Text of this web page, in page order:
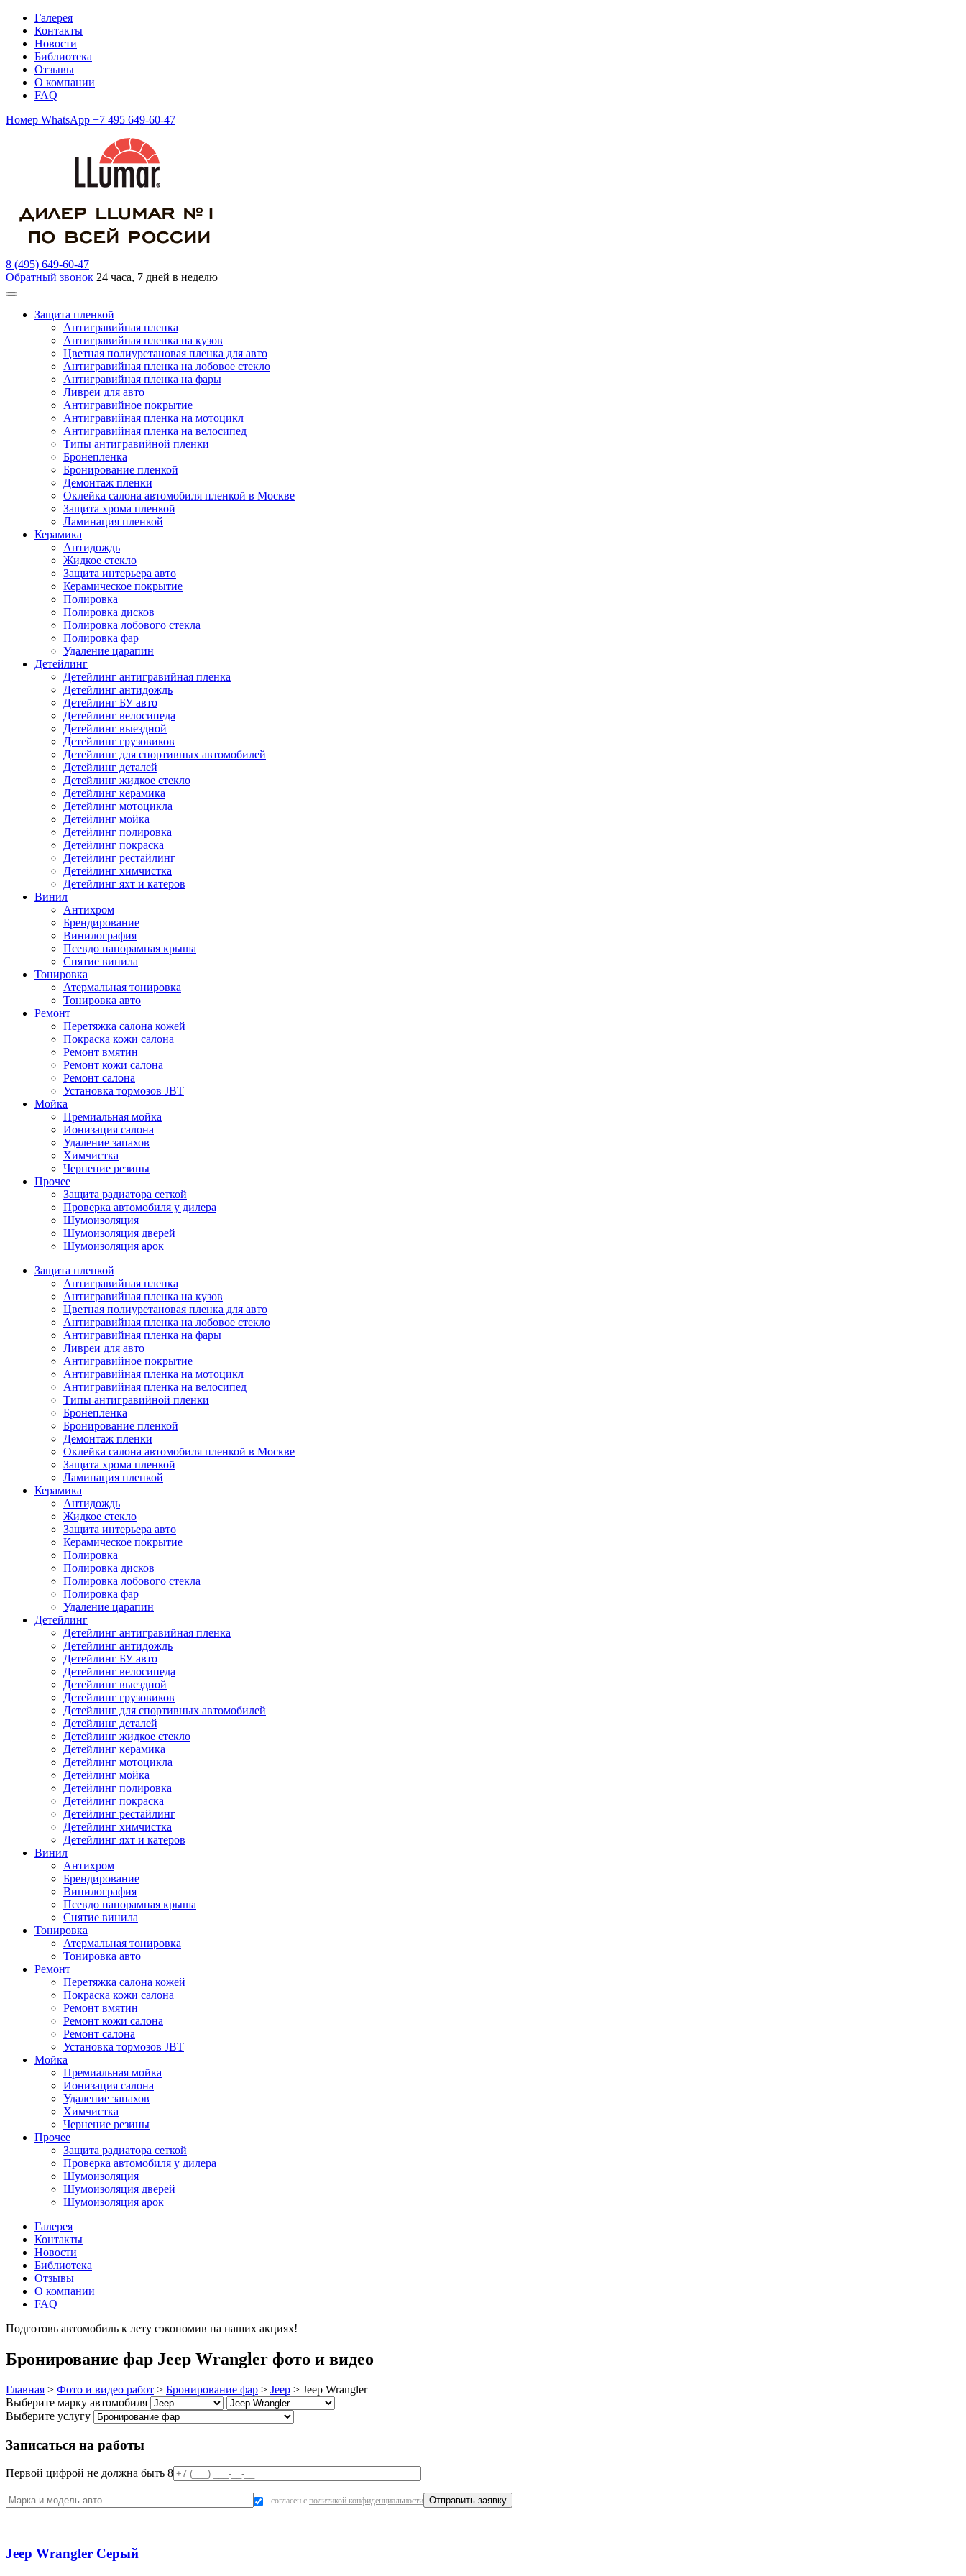
Галерея
Контакты
Новости
Библиотека
Отзывы
О компании
FAQ
Номер WhatsApp +7 495 649-60-47
8 (495) 649-60-47
Обратный звонок 24 часа, 7 дней в неделю
Защита пленкой
Антигравийная пленка
Антигравийная пленка на кузов
Цветная полиуретановая пленка для авто
Антигравийная пленка на лобовое стекло
Антигравийная пленка на фары
Ливреи для авто
Антигравийное покрытие
Антигравийная пленка на мотоцикл
Антигравийная пленка на велосипед
Типы антигравийной пленки
Бронепленка
Бронирование пленкой
Демонтаж пленки
Оклейка салона автомобиля пленкой в Москве
Защита хрома пленкой
Ламинация пленкой
Керамика
Антидождь
Жидкое стекло
Защита интерьера авто
Керамическое покрытие
Полировка
Полировка дисков
Полировка лобового стекла
Полировка фар
Удаление царапин
Детейлинг
Детейлинг антигравийная пленка
Детейлинг антидождь
Детейлинг БУ авто
Детейлинг велосипеда
Детейлинг выездной
Детейлинг грузовиков
Детейлинг для спортивных автомобилей
Детейлинг деталей
Детейлинг жидкое стекло
Детейлинг керамика
Детейлинг мотоцикла
Детейлинг мойка
Детейлинг полировка
Детейлинг покраска
Детейлинг рестайлинг
Детейлинг химчистка
Детейлинг яхт и катеров
Винил
Антихром
Брендирование
Винилография
Псевдо панорамная крыша
Снятие винила
Тонировка
Атермальная тонировка
Тонировка авто
Ремонт
Перетяжка салона кожей
Покраска кожи салона
Ремонт вмятин
Ремонт кожи салона
Ремонт салона
Установка тормозов JBT
Мойка
Премиальная мойка
Ионизация салона
Удаление запахов
Химчистка
Чернение резины
Прочее
Защита радиатора сеткой
Проверка автомобиля у дилера
Шумоизоляция
Шумоизоляция дверей
Шумоизоляция арок
Защита пленкой
Антигравийная пленка
Антигравийная пленка на кузов
Цветная полиуретановая пленка для авто
Антигравийная пленка на лобовое стекло
Антигравийная пленка на фары
Ливреи для авто
Антигравийное покрытие
Антигравийная пленка на мотоцикл
Антигравийная пленка на велосипед
Типы антигравийной пленки
Бронепленка
Бронирование пленкой
Демонтаж пленки
Оклейка салона автомобиля пленкой в Москве
Защита хрома пленкой
Ламинация пленкой
Керамика
Антидождь
Жидкое стекло
Защита интерьера авто
Керамическое покрытие
Полировка
Полировка дисков
Полировка лобового стекла
Полировка фар
Удаление царапин
Детейлинг
Детейлинг антигравийная пленка
Детейлинг антидождь
Детейлинг БУ авто
Детейлинг велосипеда
Детейлинг выездной
Детейлинг грузовиков
Детейлинг для спортивных автомобилей
Детейлинг деталей
Детейлинг жидкое стекло
Детейлинг керамика
Детейлинг мотоцикла
Детейлинг мойка
Детейлинг полировка
Детейлинг покраска
Детейлинг рестайлинг
Детейлинг химчистка
Детейлинг яхт и катеров
Винил
Антихром
Брендирование
Винилография
Псевдо панорамная крыша
Снятие винила
Тонировка
Атермальная тонировка
Тонировка авто
Ремонт
Перетяжка салона кожей
Покраска кожи салона
Ремонт вмятин
Ремонт кожи салона
Ремонт салона
Установка тормозов JBT
Мойка
Премиальная мойка
Ионизация салона
Удаление запахов
Химчистка
Чернение резины
Прочее
Защита радиатора сеткой
Проверка автомобиля у дилера
Шумоизоляция
Шумоизоляция дверей
Шумоизоляция арок
Галерея
Контакты
Новости
Библиотека
Отзывы
О компании
FAQ
Подготовь автомобиль к лету сэкономив на наших акциях!
Бронирование фар Jeep Wrangler фото и видео
Главная > Фото и видео работ > Бронирование фар > Jeep > Jeep Wrangler
Выберите марку автомобиля
Выберите услугу
Записаться на работы
Первой цифрой не должна быть 8
согласен с политикой конфиденциальности
Jeep Wrangler Серый